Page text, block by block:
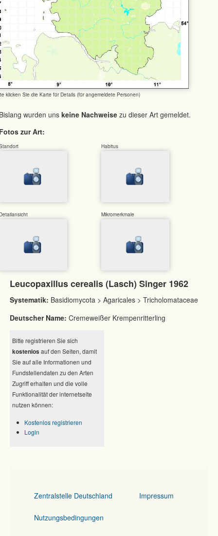
klicken Sie die Karte für Details (für angemeldete Personen)
wurden uns keine Nachweise zu dieser Art gemeldet.
zur Art:
Habitus
Mikromerkmale
Leucopaxillus cerealis (Lasch) Singer 1962
Systematik: Basidiomycota > Agaricales > Tricholomataceae
Deutscher Name: Cremeweißer Krempenritterling
Bitte registrieren Sie sich
kostenlos auf den Seiten, damit
Sie auf alle Informationen und
Fundstellendaten zu den Arten
Zugriff erhalten und die volle
Funktionalität der internetseite
nutzen können:
Kostenlos registrieren
Login
Zentralstelle Deutschland Impressum
Nutzungsbedingungen